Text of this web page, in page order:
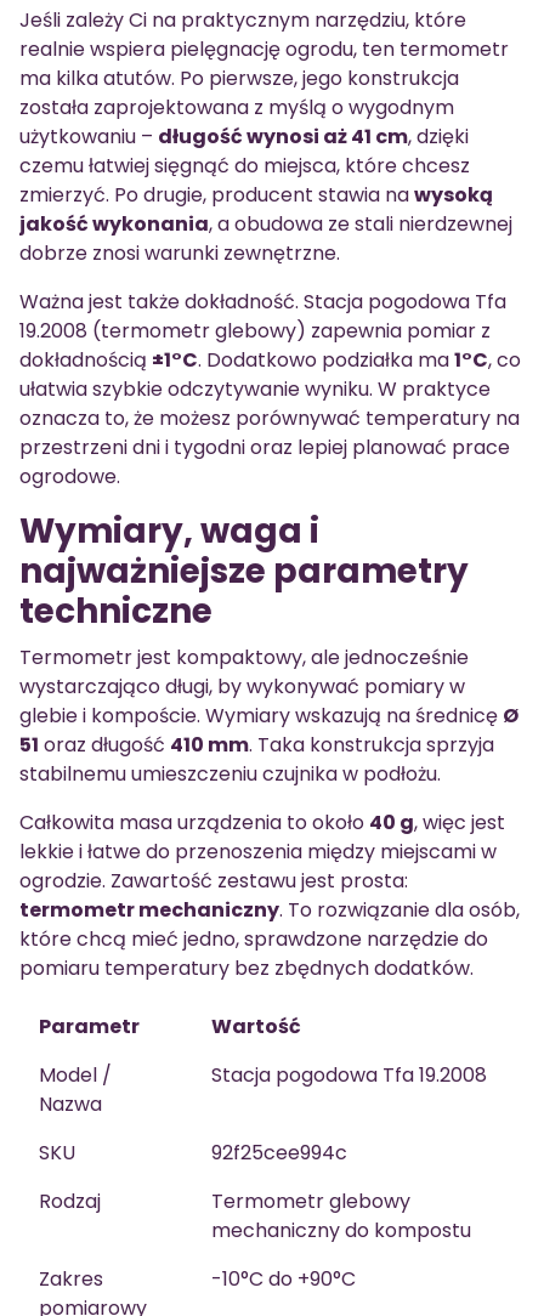
Jeśli zależy Ci na praktycznym narzędziu, które
realnie wspiera pielęgnację ogrodu, ten termometr
ma kilka atutów. Po pierwsze, jego konstrukcja
została zaprojektowana z myślą o wygodnym
użytkowaniu – długość wynosi aż 41 cm, dzięki
czemu łatwiej sięgnąć do miejsca, które chcesz
zmierzyć. Po drugie, producent stawia nawysoką
jakość wykonania, a obudowa ze stali nierdzewnej
dobrze znosi warunki zewnętrzne.
Ważna jest także dokładność. Stacja pogodowa Tfa
19.2008 (termometr glebowy) zapewnia pomiar z
dokładnością ±1°C. Dodatkowo podziałka ma1°C, co
ułatwia szybkie odczytywanie wyniku. W praktyce
oznacza to, że możesz porównywać temperatury na
przestrzeni dni i tygodni oraz lepiej planować prace
ogrodowe.
Wymiary, waga i
najważniejsze parametry
techniczne
Termometr jest kompaktowy, ale jednocześnie
wystarczająco długi, by wykonywać pomiary w
glebie i kompoście. Wymiary wskazują na średnicę Ø
51 oraz długość 410 mm. Taka konstrukcja sprzyja
stabilnemu umieszczeniu czujnika w podłożu.
Całkowita masa urządzenia to około 40 g, więc jest
lekkie i łatwe do przenoszenia między miejscami w
ogrodzie. Zawartość zestawu jest prosta:
termometr mechaniczny. To rozwiązanie dla osób,
które chcą mieć jedno, sprawdzone narzędzie do
pomiaru temperatury bez zbędnych dodatków.
Parametr
Wartość
Model /
Nazwa
Stacja pogodowa Tfa 19.2008
SKU
92f25cee994c
Rodzaj
Termometr glebowy
mechaniczny do kompostu
Zakres
pomiarowy
-10°C do +90°C